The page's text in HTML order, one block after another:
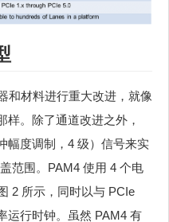
和材料进行重大改进，就像
样。除了通道改进之外，
幅度调制，4 级）信号来实
范围。PAM4 使用 4 个电
2 所示，同时以与 PCIe
运行时钟。虽然 PAM4 有